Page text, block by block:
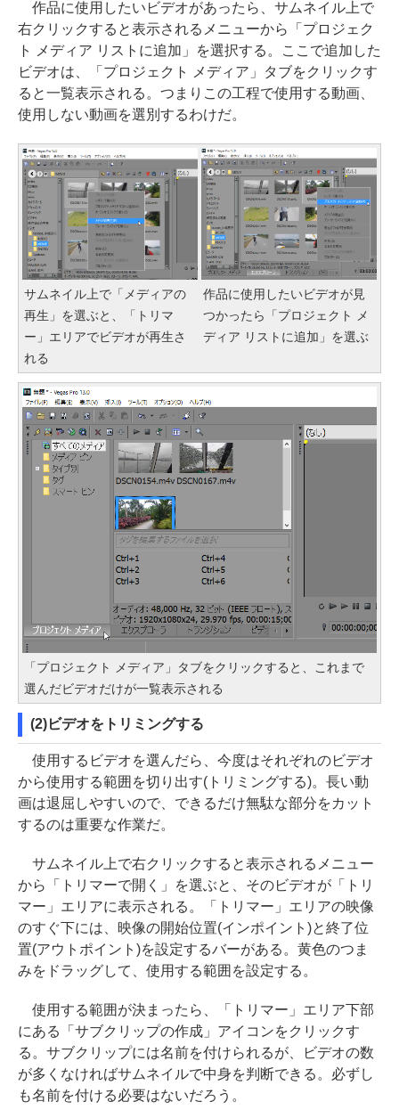
作品に使用したいビデオがあったら、サムネイル上で
右クリックすると表示されるメニューから「プロジェク
ト メディア リストに追加」を選択する。ここで追加した
ビデオは、「プロジェクト メディア」タブをクリックす
ると一覧表示される。つまりこの工程で使用する動画、
使用しない動画を選別するわけだ。
サムネイル上で「メディアの
再生」を選ぶと、「トリマ
ー」エリアでビデオが再生さ
れる
作品に使用したいビデオが見
つかったら「プロジェクト メ
ディア リストに追加」を選ぶ
「プロジェクト メディア」タブをクリックすると、これまで
選んだビデオだけが一覧表示される
(2)ビデオをトリミングする
使用するビデオを選んだら、今度はそれぞれのビデオ
から使用する範囲を切り出す(トリミングする)。長い動
画は退屈しやすいので、できるだけ無駄な部分をカット
するのは重要な作業だ。
サムネイル上で右クリックすると表示されるメニュー
から「トリマーで開く」を選ぶと、そのビデオが「トリ
マー」エリアに表示される。「トリマー」エリアの映像
のすぐ下には、映像の開始位置(インポイント)と終了位
置(アウトポイント)を設定するバーがある。黄色のつま
みをドラッグして、使用する範囲を設定する。
使用する範囲が決まったら、「トリマー」エリア下部
にある「サブクリップの作成」アイコンをクリックす
る。サブクリップには名前を付けられるが、ビデオの数
が多くなければサムネイルで中身を判断できる。必ずし
も名前を付ける必要はないだろう。